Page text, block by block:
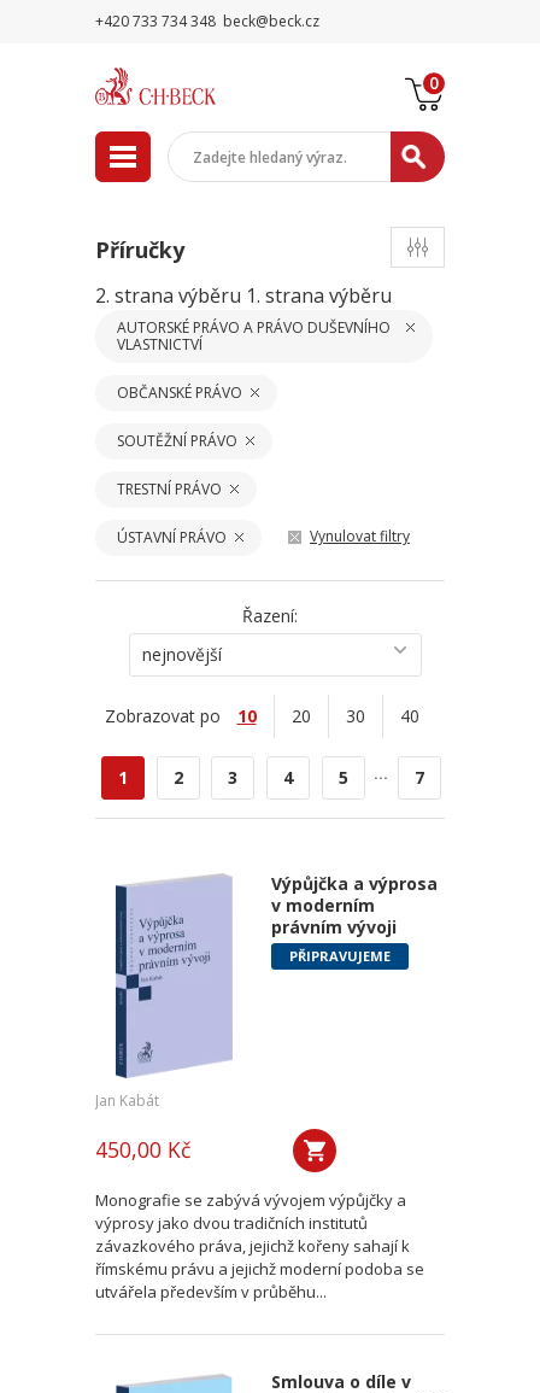
+420 733 734 348 beck@beck.cz
0
Příručky
2. strana výběru 1. strana výběru
AUTORSKÉ PRÁVO A PRÁVO DUŠEVNÍHO
VLASTNICTVÍ
OBČANSKÉ PRÁVO
SOUTĚŽNÍ PRÁVO
TRESTNÍ PRÁVO
ÚSTAVNÍ PRÁVO Vynulovat filtry
Řazení:
nejnovější
Zobrazovat po 10 20 30 40
1 2 3 4 5 ... 7
Výpůjčka a výprosa
v moderním
právním vývoji
PŘIPRAVUJEME
Jan Kabát
450,00 Kč
Monografie se zabývá vývojem výpůjčky a
výprosy jako dvou tradičních institutů
závazkového práva, jejichž kořeny sahají k
římskému právu a jejichž moderní podoba se
utvářela především v průběhu...
Smlouva o díle v